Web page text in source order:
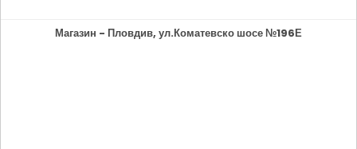
Магазин - Пловдив, ул.Коматевско шосе №196Е